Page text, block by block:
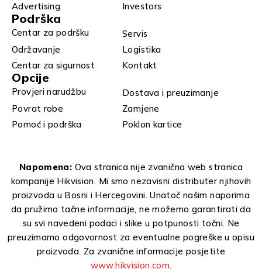
Advertising
Investors
Podrška
Centar za podršku
Servis
Održavanje
Logistika
Centar za sigurnost
Kontakt
Opcije
Provjeri narudžbu
Dostava i preuzimanje
Povrat robe
Zamjene
Pomoć i podrška
Poklon kartice
Napomena: Ova stranica nije zvanična web stranica
kompanije Hikvision. Mi smo nezavisni distributer njihovih
proizvoda u Bosni i Hercegovini. Unatoč našim naporima
da pružimo tačne informacije, ne možemo garantirati da
su svi navedeni podaci i slike u potpunosti točni. Ne
preuzimamo odgovornost za eventualne pogreške u opisu
proizvoda. Za zvanične informacije posjetite
www.hikvision.com.